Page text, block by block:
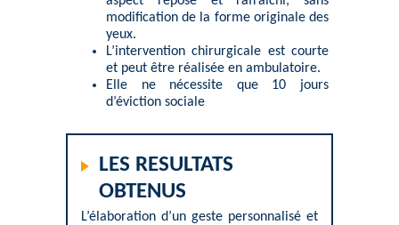
modification de la forme originale des
yeux.
L’intervention chirurgicale est courte
et peut être réalisée en ambulatoire.
Elle ne nécessite que 10 jours
d’éviction sociale
LES RESULTATS
OBTENUS
L’élaboration d’un geste personnalisé et